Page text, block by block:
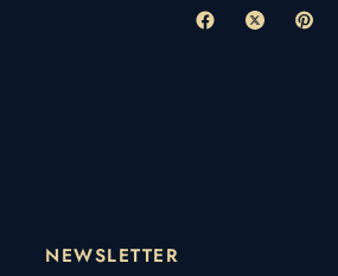
NEWSLETTER